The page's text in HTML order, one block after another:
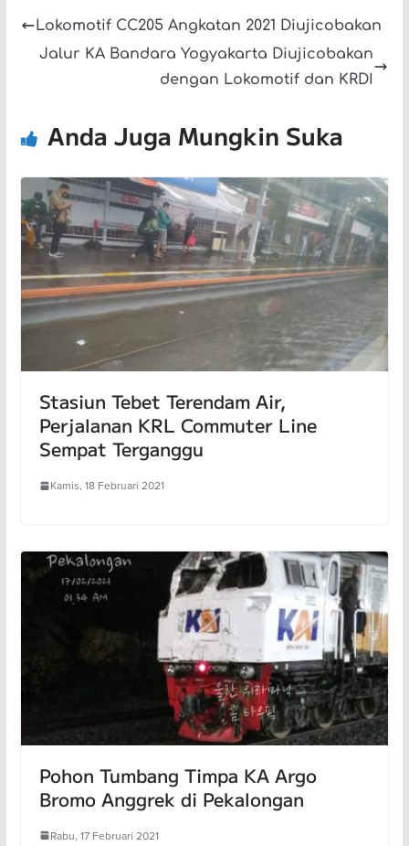
Lokomotif CC205 Angkatan 2021 Diujicobakan
Jalur KA Bandara Yogyakarta Diujicobakan
dengan Lokomotif dan KRDI
Anda Juga Mungkin Suka
Stasiun Tebet Terendam Air,
Perjalanan KRL Commuter Line
Sempat Terganggu
Kamis, 18 Februari 2021
Pohon Tumbang Timpa KA Argo
Bromo Anggrek di Pekalongan
Rabu, 17 Februari 2021